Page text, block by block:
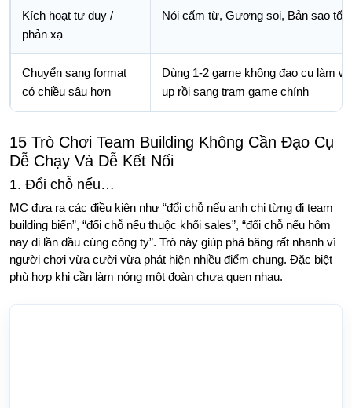
Kích hoạt tư duy /
phản xạ
Nói cấm từ, Gương soi, Bản sao tốc
Chuyển sang format
có chiều sâu hơn
Dùng 1-2 game không đạo cụ làm
up rồi sang trạm game chính
15 Trò Chơi Team Building Không Cần Đạo Cụ
Dễ Chạy Và Dễ Kết Nối
1. Đổi chỗ nếu…
MC đưa ra các điều kiện như “đổi chỗ nếu anh chị từng đi team
building biển”, “đổi chỗ nếu thuộc khối sales”, “đổi chỗ nếu hôm
nay đi lần đầu cùng công ty”. Trò này giúp phá băng rất nhanh vì
người chơi vừa cười vừa phát hiện nhiều điểm chung. Đặc biệt
phù hợp khi cần làm nóng một đoàn chưa quen nhau.